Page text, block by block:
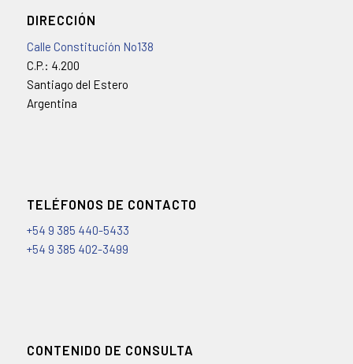
DIRECCIÓN
Calle Constitución No138
C.P.: 4.200
Santiago del Estero
Argentina
TELÉFONOS DE CONTACTO
+54 9 385 440-5433
+54 9 385 402-3499
CONTENIDO DE CONSULTA